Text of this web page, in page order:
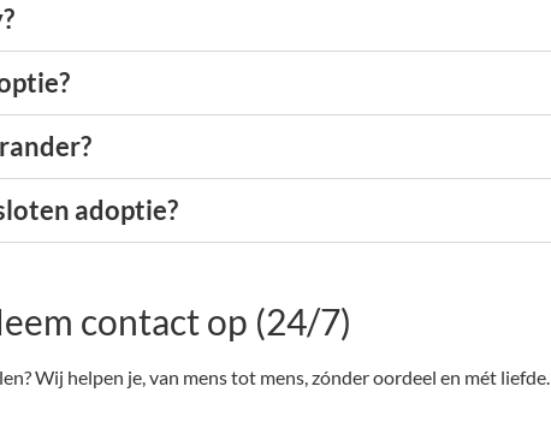
adoptie?
contact op (24/7)
Wij helpen je, van mens tot mens, zónder oordeel en mét liefde.